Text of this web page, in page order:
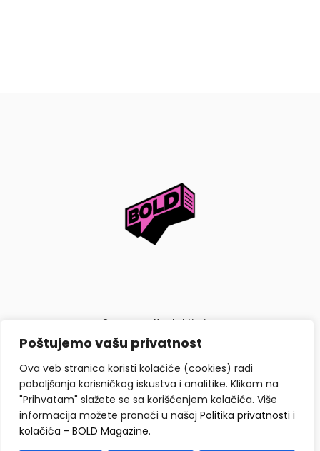
Poštujemo vašu privatnost
Ova veb stranica koristi kolačiće (cookies) radi
poboljšanja korisničkog iskustva i analitike. Klikom na
"Prihvatam" slažete se sa korišćenjem kolačića. Više
informacija možete pronaći u našoj Politika privatnosti i
kolačića - BOLD Magazine.
O nama Kontaktiraj nas
Politika privatnosti i kolačića